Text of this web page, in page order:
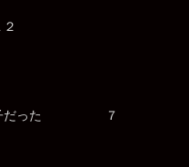
っ子だった ７